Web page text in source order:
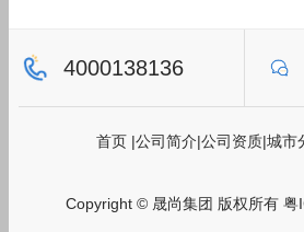
4000138136
首页 |公司简介|公司资质|城市
Copyright © 晟尚集团 版权所有 粤